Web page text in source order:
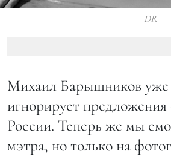
DR
Михаил Барышников уже
игнорирует предложения
России. Теперь же мы
мэтра, но только на